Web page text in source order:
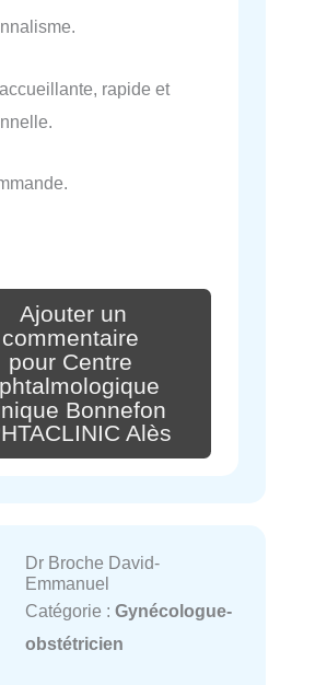
rapide et
Ajouter un
commentaire
pour Centre
Bonnefon
Alès
Dr Broche David-
Emmanuel
Catégorie : Gynécologue-
obstétricien